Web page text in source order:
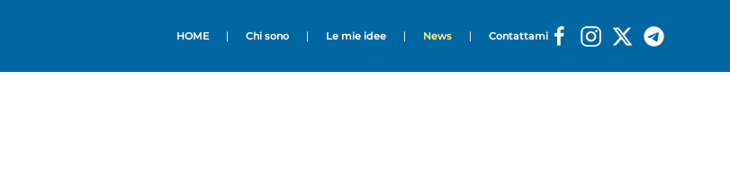
HOME Chi sono Le mie idee News Contattami